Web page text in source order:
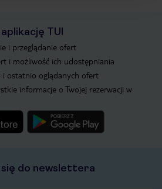
TUI
i przeglądanie ofert
i możliwość ich udostępniania
i ostatnio oglądanych ofert
informacje o Twojej rezerwacji w
się do newslettera